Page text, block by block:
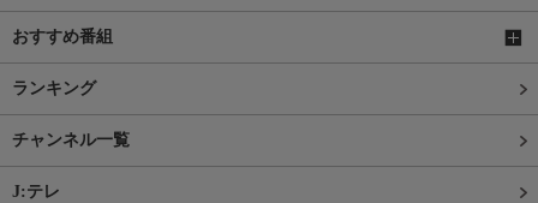
おすすめ番組
ランキング
チャンネル一覧
J:テレ